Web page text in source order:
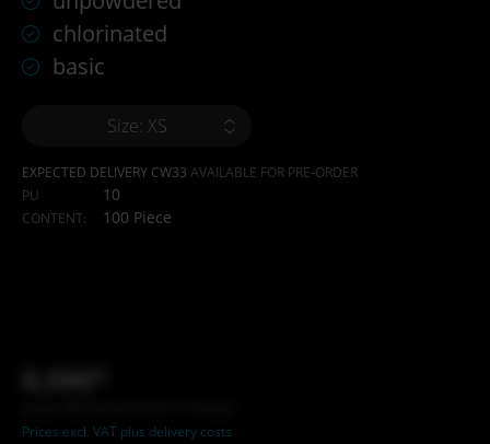
chlorinated
basic
Size: XS
EXPECTED DELIVERY CW33 AVAILABLE FOR PRE-ORDER
PU
10
CONTENT: 100 Piece
Prices excl. VAT plus delivery costs